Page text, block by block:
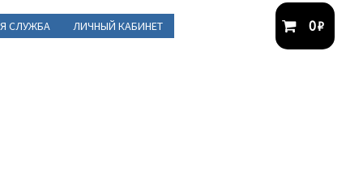
СЛУЖБА ЛИЧНЫЙ КАБИНЕТ 0₽